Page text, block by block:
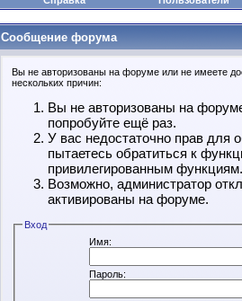
Сообщение форума
Вы не авторизованы на форуме или не имеете
нескольких причин:
Вы не авторизованы на
попробуйте ещё раз.
У вас недостаточно прав для
пытаетесь обратиться к
привилегированным функциям.
Возможно, администратор
активированы на форуме.
Вход
Имя:
Пароль: